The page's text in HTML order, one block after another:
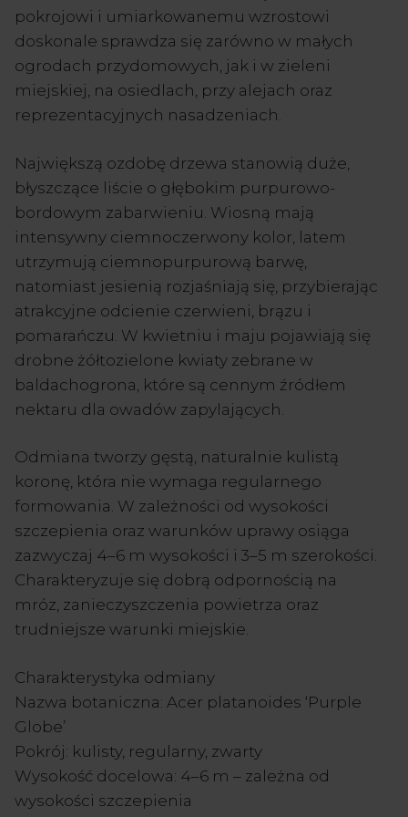
pokrojowi i umiarkowanemu wzrostowi
doskonale sprawdza się zarówno w małych
ogrodach przydomowych, jak i w zieleni
miejskiej, na osiedlach, przy alejach oraz
reprezentacyjnych nasadzeniach.
Największą ozdobę drzewa stanowią duże,
błyszczące liście o głębokim purpurowo-
bordowym zabarwieniu. Wiosną mają
intensywny ciemnoczerwony kolor, latem
utrzymują ciemnopurpurową barwę,
natomiast jesienią rozjaśniają się, przybierając
atrakcyjne odcienie czerwieni, brązu i
pomarańczu. W kwietniu i maju pojawiają się
drobne żółtozielone kwiaty zebrane w
baldachogrona, które są cennym źródłem
nektaru dla owadów zapylających.
Odmiana tworzy gęstą, naturalnie kulistą
koronę, która nie wymaga regularnego
formowania. W zależności od wysokości
szczepienia oraz warunków uprawy osiąga
zazwyczaj 4–6 m wysokości i 3–5 m szerokości.
Charakteryzuje się dobrą odpornością na
mróz, zanieczyszczenia powietrza oraz
trudniejsze warunki miejskie.
Charakterystyka odmiany
Nazwa botaniczna: Acer platanoides ‘Purple
Globe’
Pokrój: kulisty, regularny, zwarty
Wysokość docelowa: 4–6 m – zależna od
wysokości szczepienia